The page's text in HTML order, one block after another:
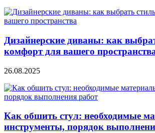
Дизайнерские диваны: как
комфорт для вашего
26.08.2025
Как обшить стул: необходимые
инструменты, порядок